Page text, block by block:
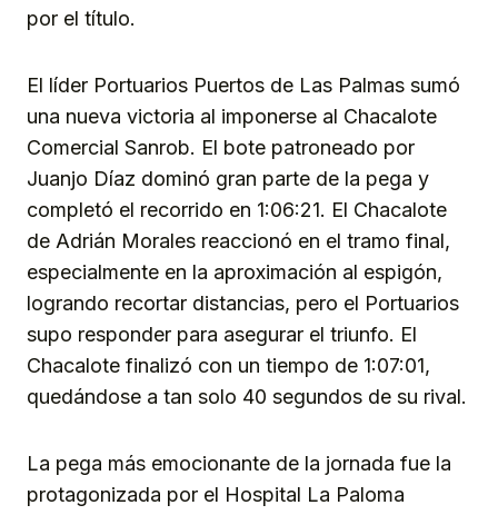
por el título.
El líder Portuarios Puertos de Las Palmas sumó
una nueva victoria al imponerse al Chacalote
Comercial Sanrob. El bote patroneado por
Juanjo Díaz dominó gran parte de la pega y
completó el recorrido en 1:06:21. El Chacalote
de Adrián Morales reaccionó en el tramo final,
especialmente en la aproximación al espigón,
logrando recortar distancias, pero el Portuarios
supo responder para asegurar el triunfo. El
Chacalote finalizó con un tiempo de 1:07:01,
quedándose a tan solo 40 segundos de su rival.
La pega más emocionante de la jornada fue la
protagonizada por el Hospital La Paloma